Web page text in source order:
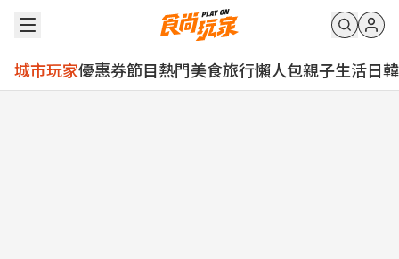
城市玩家優惠券節目熱門美食旅行懶人包親子生活日韓